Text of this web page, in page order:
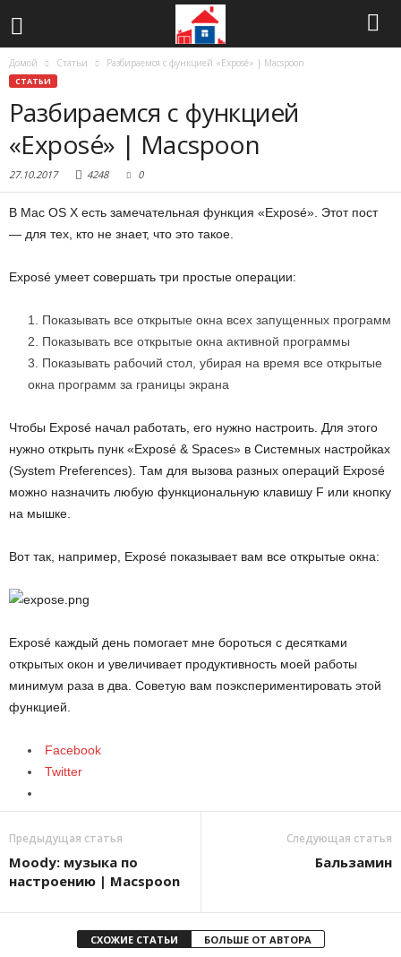
Домой Статьи Разбираемся с функцией «Exposé» | Macspoon
СТАТЬИ
Разбираемся с функцией
«Exposé» | Macspoon
27.10.2017 4248 0
В Mac OS X есть замечательная функция «Exposé». Этот пост
— для тех, кто не знает, что это такое.
Exposé умеет совершать три простые операции:
Показывать все открытые окна всех запущенных программ
Показывать все открытые окна активной программы
Показывать рабочий стол, убирая на время все открытые
окна программ за границы экрана
Чтобы Exposé начал работать, его нужно настроить. Для этого
нужно открыть пунк «Exposé & Spaces» в Системных настройках
(System Preferences). Там для вызова разных операций Exposé
можно назначить любую функциональную клавишу F или кнопку
на мышке.
Вот так, например, Exposé показывает вам все открытые окна:
Exposé каждый день помогает мне бороться с десятками
открытых окон и увеличивает продуктивность моей работы
минимум раза в два. Советую вам поэкспериментировать этой
функцией.
Facebook
Twitter
Предыдущая статья
Moody: музыка по
настроению | Macspoon
Следующая статья
Бальзамин
СХОЖИЕ СТАТЬИ БОЛЬШЕ ОТ АВТОРА